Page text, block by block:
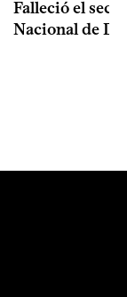
Falleció el
Nacional de